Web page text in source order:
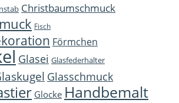
Christbaumschmuck
Fisch
Förmchen
Glasei Glasfederhalter
Glasschmuck
Glocke Handbemalt